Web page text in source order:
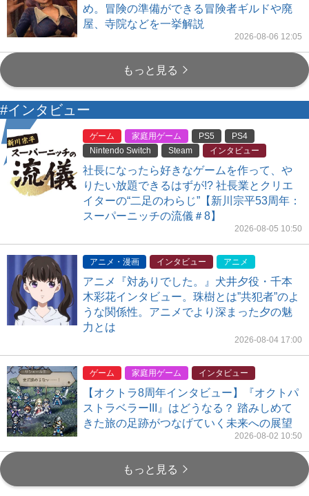
め。冒険の準備ができる冒険者ギルドや廃
屋、寺院などを一挙解説
2026-08-06 12:05
もっと見る
#インタビュー
ゲーム 家庭用ゲーム PS5
PS4
Nintendo Switch
Steam インタビュー
社長になったら好きなゲームを作って、や
りたい放題できるはずが!? 社長業とクリエ
イターの“二足のわらじ”【新川宗平53周年：
スーパーニッチの流儀＃8】
2026-08-05 10:50
アニメ・漫画 インタビュー アニメ
アニメ『対ありでした。』犬井夕役・千本
木彩花インタビュー。珠樹とは”共犯者”のよ
うな関係性。アニメでより深まった夕の魅
力とは
2026-08-04 17:00
ゲーム 家庭用ゲーム インタビュー
【オクトラ8周年インタビュー】『オクトパ
ストラベラーIII』はどうなる？ 踏みしめて
きた旅の足跡がつなげていく未来への展望
2026-08-02 10:50
もっと見る